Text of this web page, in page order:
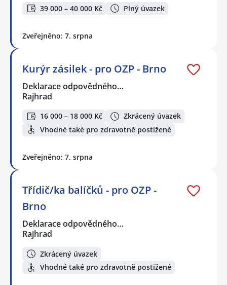
39 000 – 40 000 Kč Plný úvazek
Zveřejněno: 7. srpna
Kurýr zásilek - pro OZP - Brno
Deklarace odpovědného…
Rajhrad
16 000 – 18 000 Kč
Zkrácený úvazek
Vhodné také pro zdravotně postižené
Zveřejněno: 7. srpna
Třídič/ka balíčků - pro OZP -
Brno
Deklarace odpovědného…
Rajhrad
Zkrácený úvazek
Vhodné také pro zdravotně postižené